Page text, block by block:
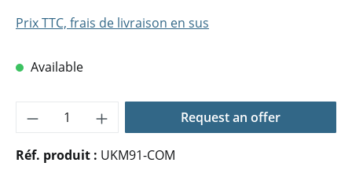
Prix TTC, frais de livraison en sus
Available
Quantité de produit : Entrez la
Request an offer
Réf. produit : UKM91-COM